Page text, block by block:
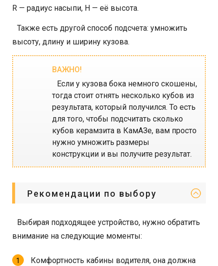
R — радиус насыпи, H — её высота.
Также есть другой способ подсчета: умножить
высоту, длину и ширину кузова.
Если у кузова бока немного скошены,
тогда стоит отнять несколько кубов из
результата, который получился. То есть
для того, чтобы подсчитать сколько
кубов керамзита в КамАЗе, вам просто
нужно умножить размеры
конструкции и вы получите результат.
Рекомендации по выбору
Выбирая подходящее устройство, нужно обратить
внимание на следующие моменты:
Комфортность кабины водителя, она должна